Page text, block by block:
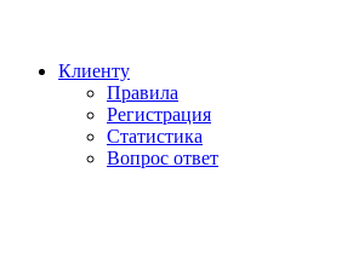
Клиенту
Правила
Регистрация
Статистика
Вопрос ответ